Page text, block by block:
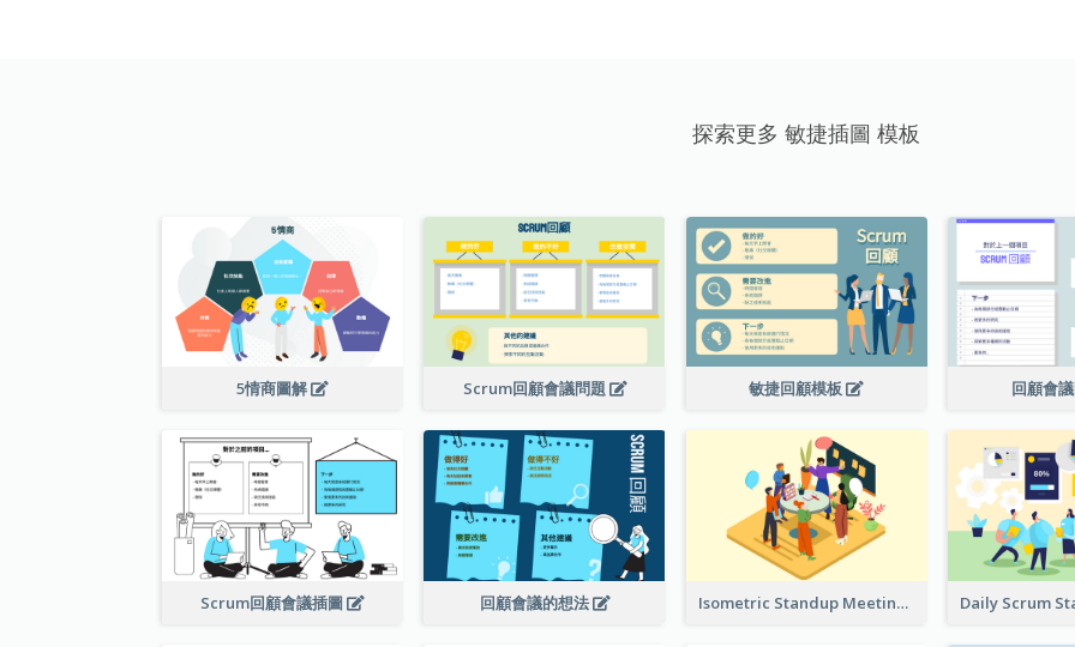
探索更多 敏捷插圖 模板
5情商圖解 Scrum回顧會議問題 敏捷回顧模板 回顧會
Scrum回顧會議插圖 回顧會議的想法 Isometric Standup Meeting Illustration